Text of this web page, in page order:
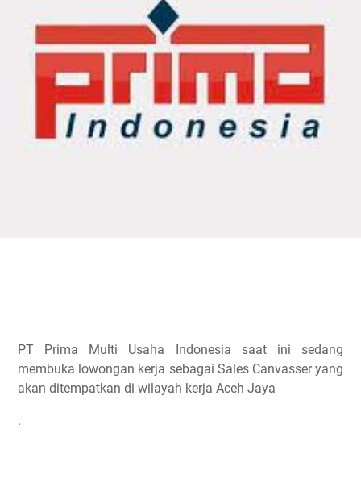
PT Prima Multi Usaha Indonesia saat ini sedang
membuka lowongan kerja sebagai Sales Canvasser yang
akan ditempatkan di wilayah kerja Aceh Jaya
.